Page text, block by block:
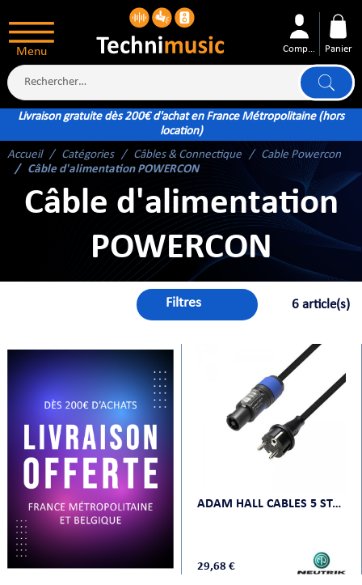
Menu Compte Panier
Livraison gratuite dès 200€ d'achat en France Métropolitaine (hors
location)
Accueil
Catégories Câbles & Connectique
Cable Powercon
Câble d'alimentation POWERCON
Câble d'alimentation
POWERCON
Filtres 6 article(s)
ADAM HALL CABLES 5 STAR PCON 0150
29,68 €